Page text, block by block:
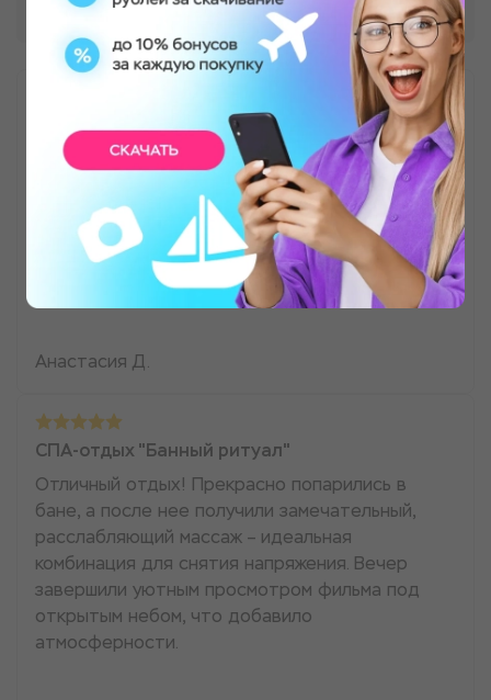
СПА-отдых "Банный ритуал"
Отличное место для тех, кто хочет отдохнуть
от городской суеты, от быта, и иногда от
детей 😊😉 ну или просто расслабиться!
Релакс программы, коррекция фигуры, парение
в бане! То что нужно каждой девушке и маме ❤️
Всем всем! Обязательно к посещению 😉😉😉
Анастасия Д.
СПА-отдых "Банный ритуал"
Отличный отдых! Прекрасно попарились в
бане, а после нее получили замечательный,
расслабляющий массаж – идеальная
комбинация для снятия напряжения. Вечер
завершили уютным просмотром фильма под
открытым небом, что добавило
атмосферности.